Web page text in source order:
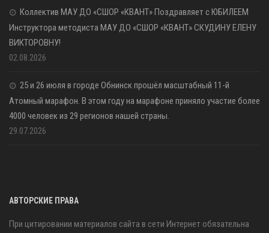
Коллектив МАУ ДО «СШОР «КВАНТ» Поздравляет с ЮБИЛЕЕМ
Инструктора методиста МАУ ДО «СШОР «КВАНТ» СКУДИНУ ЕЛЕНУ
ВИКТОРОВНУ!
02.08.2026
25 и 26 июля в городе Обнинск прошёл масштабный 11-й
Атомный марафон. В этом году на марафоне приняло участие более
4000 человек из 29 регионов нашей страны.
29.07.2026
АВТОРСКИЕ ПРАВА
При цитировании материалов сайта в сети Интернет обязательна